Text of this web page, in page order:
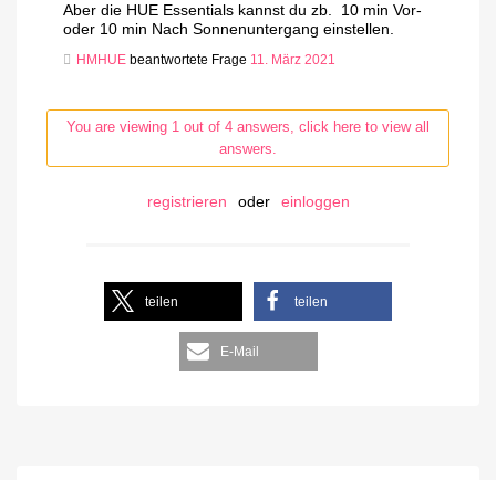
Aber die HUE Essentials kannst du zb. 10 min Vor-
oder 10 min Nach Sonnenuntergang einstellen.
HMHUE beantwortete Frage 11. März 2021
You are viewing 1 out of 4 answers, click here to view all
answers.
registrieren oder einloggen
teilen teilen
E-Mail